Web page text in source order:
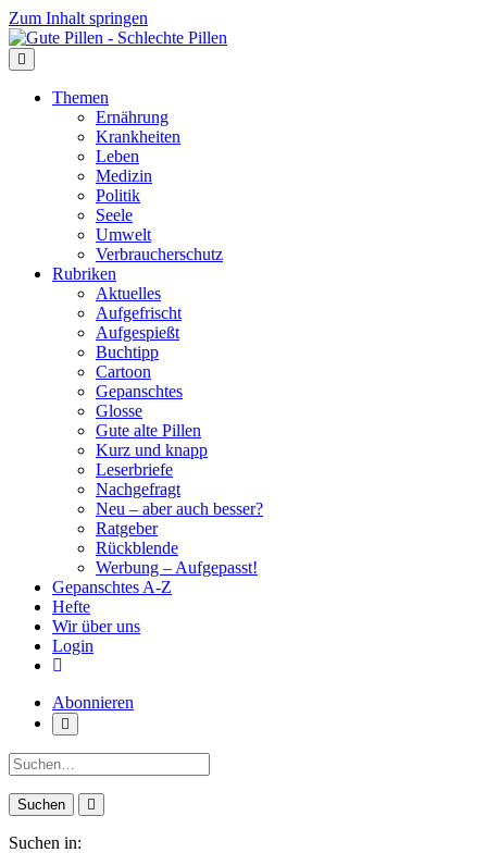
Zum Inhalt springen
Themen
Ernährung
Krankheiten
Leben
Medizin
Politik
Seele
Umwelt
Verbraucherschutz
Rubriken
Aktuelles
Aufgefrischt
Aufgespießt
Buchtipp
Cartoon
Gepanschtes
Glosse
Gute alte Pillen
Kurz und knapp
Leserbriefe
Nachgefragt
Neu – aber auch besser?
Ratgeber
Rückblende
Werbung – Aufgepasst!
Gepanschtes A-Z
Hefte
Wir über uns
Login
Abonnieren
Suche:
Suchen in: